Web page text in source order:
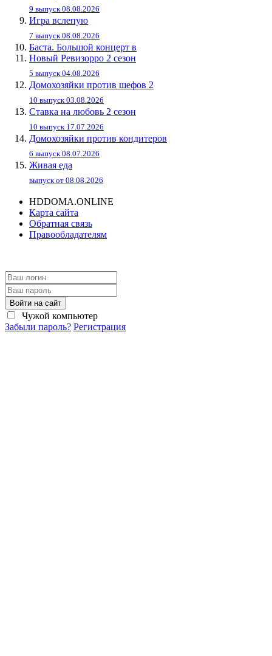
9 выпуск 08.08.2026
Игра вслепую
7 выпуск 08.08.2026
Баста. Большой концерт в
Новый Ревизорро 2 сезон
5 выпуск 04.08.2026
Домохозяйки против шефов 2
10 выпуск 03.08.2026
Ставка на любовь 2 сезон
10 выпуск 17.07.2026
Домохозяйки против кондитеров
6 выпуск 08.07.2026
Живaя eдa
выпуск от 08.08.2026
HDDOMA.ONLINE
Карта сайта
Обратная связь
Правообладателям
Войти на сайт
Чужой компьютер
Забыли пароль? Регистрация